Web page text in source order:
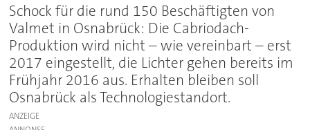
Schock für die rund 150 Beschäftigten von
Valmet in Osnabrück: Die Cabriodach-
Produktion wird nicht – wie vereinbart – erst
2017 eingestellt, die Lichter gehen bereits im
Frühjahr 2016 aus. Erhalten bleiben soll
Osnabrück als Technologiestandort.
ANZEIGE